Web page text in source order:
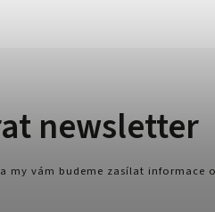
newsletter
my vám budeme zasílat informace